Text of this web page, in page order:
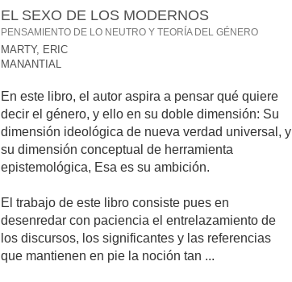
EL SEXO DE LOS MODERNOS
PENSAMIENTO DE LO NEUTRO Y TEORÍA DEL GÉNERO
MARTY, ERIC
MANANTIAL
En este libro, el autor aspira a pensar qué quiere
decir el género, y ello en su doble dimensión: Su
dimensión ideológica de nueva verdad universal, y
su dimensión conceptual de herramienta
epistemológica, Esa es su ambición.
El trabajo de este libro consiste pues en
desenredar con paciencia el entrelazamiento de
los discursos, los significantes y las referencias
que mantienen en pie la noción tan ...